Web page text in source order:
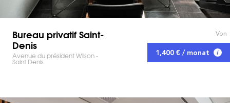
Bureau privatif Saint-
Denis
Avenue du président Wilson -
Saint Denis
Von
1,400 € / monat